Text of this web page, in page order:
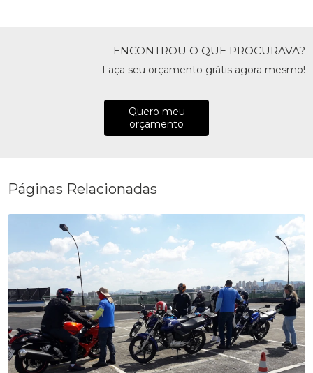
ENCONTROU O QUE PROCURAVA?
Faça seu orçamento grátis agora mesmo!
Quero meu
orçamento
Páginas Relacionadas